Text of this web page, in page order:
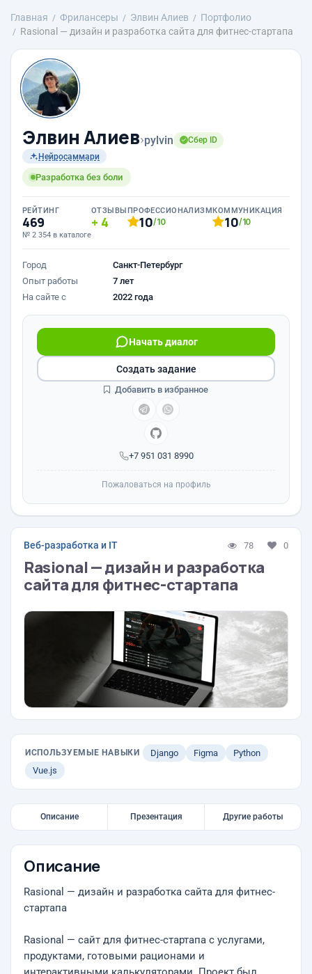
Главная Фрилансеры Элвин Алиев
Портфолио
Rasional — дизайн и разработка сайта для фитнес-стартапа
Элвин Алиев›pylvin
Сбер ID
Нейросаммари
Разработка без боли
РЕЙТИНГ
469
№ 2 354 в каталоге
ОТЗЫВЫ
4
ПРОФЕССИОНАЛИЗМ
10/10
КОММУНИКАЦИЯ
10/10
Город
Санкт-Петербург
Опыт работы
7 лет
На сайте с
2022 года
+7 951 031 8990
Начать диалог
Создать задание
Добавить в избранное
Пожаловаться на профиль
Веб-разработка и IT 78 0
Rasional — дизайн и разработка
сайта для фитнес-стартапа
ИСПОЛЬЗУЕМЫЕ НАВЫКИ Django Figma
Python
Vue.js
Описание Презентация Другие работы
Описание
Rasional — дизайн и разработка сайта для фитнес-
стартапа
Rasional — сайт для фитнес-стартапа с услугами,
продуктами, готовыми рационами и